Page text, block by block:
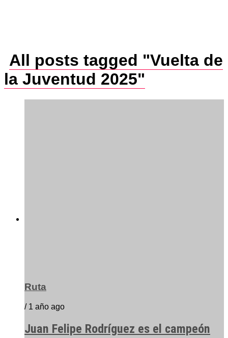
All posts tagged "Vuelta de
la Juventud 2025"
Ruta
/ 1 año ago
Juan Felipe Rodríguez es el campeón